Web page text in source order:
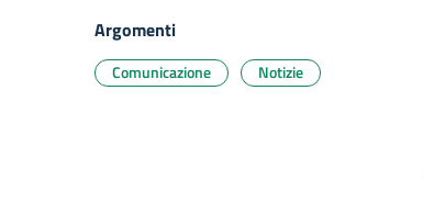
Argomenti
Comunicazione Notizie